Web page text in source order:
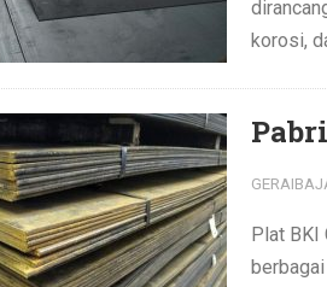
korosi,
Plat BKI